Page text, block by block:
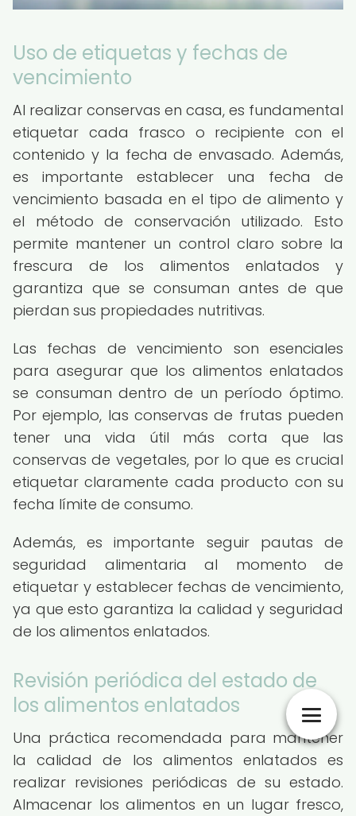
Uso de etiquetas y fechas de
vencimiento
Al realizar conservas en casa, es fundamental
etiquetar cada frasco o recipiente con el
contenido y la fecha de envasado. Además,
es importante establecer una fecha de
vencimiento basada en el tipo de alimento y
el método de conservación utilizado. Esto
permite mantener un control claro sobre la
frescura de los alimentos enlatados y
garantiza que se consuman antes de que
pierdan sus propiedades nutritivas.
Las fechas de vencimiento son esenciales
para asegurar que los alimentos enlatados
se consuman dentro de un período óptimo.
Por ejemplo, las conservas de frutas pueden
tener una vida útil más corta que las
conservas de vegetales, por lo que es crucial
etiquetar claramente cada producto con su
fecha límite de consumo.
Además, es importante seguir pautas de
seguridad alimentaria al momento de
etiquetar y establecer fechas de vencimiento,
ya que esto garantiza la calidad y seguridad
de los alimentos enlatados.
Revisión periódica del estado de
los alimentos enlatados
Una práctica recomendada para mantener
la calidad de los alimentos enlatados es
realizar revisiones periódicas de su estado.
Almacenar los alimentos en un lugar fresco,